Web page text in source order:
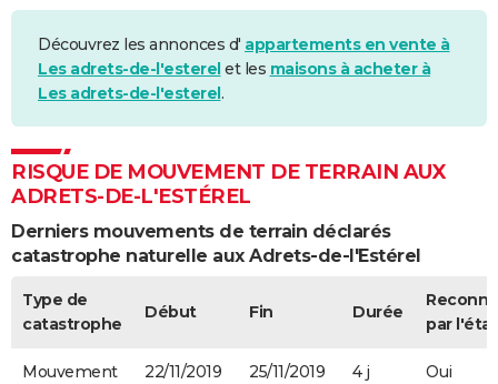
Découvrez les annonces d' appartements en vente à
Les adrets-de-l'esterel et les maisons à acheter à
Les adrets-de-l'esterel.
RISQUE DE MOUVEMENT DE TERRAIN AUX
ADRETS-DE-L'ESTÉREL
Derniers mouvements de terrain déclarés
catastrophe naturelle aux Adrets-de-l'Estérel
Type de
catastrophe
Début Fin Durée
par l'état
Mouvement
22/11/2019 25/11/2019 4 j Oui